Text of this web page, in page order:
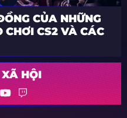
CỦA NHỮNG
CHƠI CS2 VÀ CÁC
HỘI